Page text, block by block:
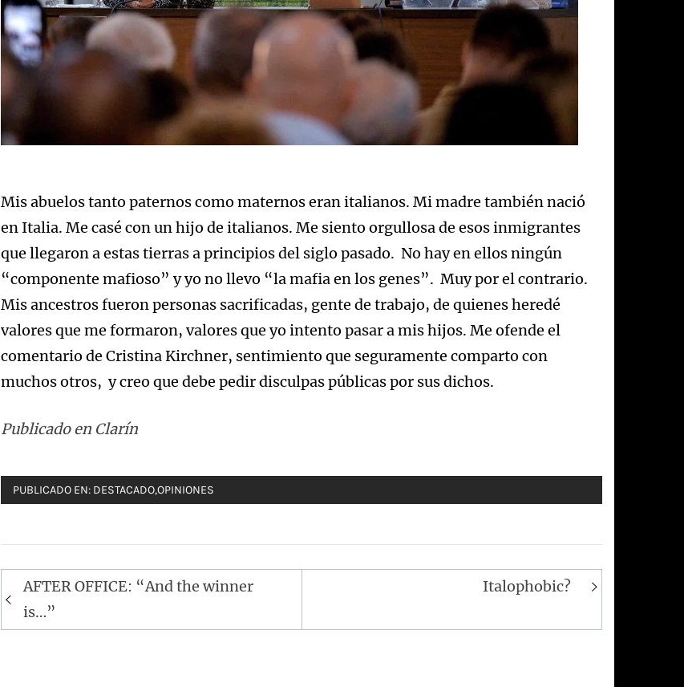
Mis abuelos tanto paternos como maternos eran italianos. Mi madre también nació
en Italia. Me casé con un hijo de italianos. Me siento orgullosa de esos inmigrantes
que llegaron a estas tierras a principios del siglo pasado. No hay en ellos ningún
“componente mafioso” y yo no llevo “la mafia en los genes”. Muy por el contrario.
Mis ancestros fueron personas sacrificadas, gente de trabajo, de quienes heredé
valores que me formaron, valores que yo intento pasar a mis hijos. Me ofende el
comentario de Cristina Kirchner, sentimiento que seguramente comparto con
muchos otros, y creo que debe pedir disculpas públicas por sus dichos.
Publicado en Clarín
PUBLICADO EN: DESTACADO,OPINIONES
Navegación
de
entradas
AFTER OFFICE: “And the winner
is…”
Italophobic?